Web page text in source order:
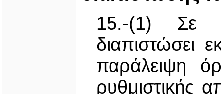
15.-(1) Σε
παράλειψη
ρυθμιστικής